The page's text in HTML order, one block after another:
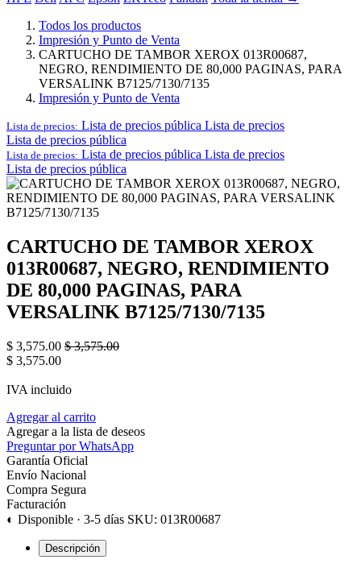
Todos los productos
Impresión y Punto de Venta
CARTUCHO DE TAMBOR XEROX 013R00687,
NEGRO, RENDIMIENTO DE 80,000 PAGINAS, PARA
VERSALINK B7125/7130/7135
Impresión y Punto de Venta
Lista de precios: Lista de precios pública Lista de precios
Lista de precios pública
Lista de precios: Lista de precios pública Lista de precios
Lista de precios pública
CARTUCHO DE TAMBOR XEROX
013R00687, NEGRO, RENDIMIENTO
DE 80,000 PAGINAS, PARA
VERSALINK B7125/7130/7135
$ 3,575.00 $3,575.00
$ 3,575.00
IVA incluido
Agregar al carrito
Agregar a la lista de deseos
Preguntar por WhatsApp
Garantía Oficial
Envío Nacional
Compra Segura
Facturación
◐ Disponible · 3-5 días SKU: 013R00687
Descripción